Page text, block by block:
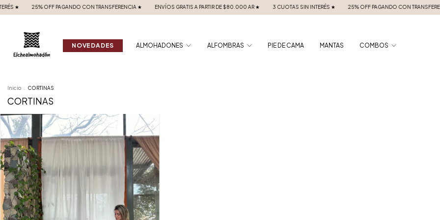
25% OFF PAGANDO CON TRANSFERENCIA ★ ENVÍOS GRATIS A PARTIR DE $80.000 AR ★ 3 CUOTAS SIN INTERÉS ★ 25% OFF PAGANDO CON TRANSFERENCIA
NOVEDADES ALMOHADONES ALFOMBRAS PIE DE CAMA MANTAS COMBOS
Inicio CORTINAS
CORTINAS